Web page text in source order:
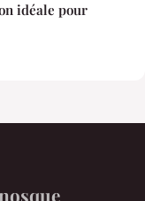
idéale pour